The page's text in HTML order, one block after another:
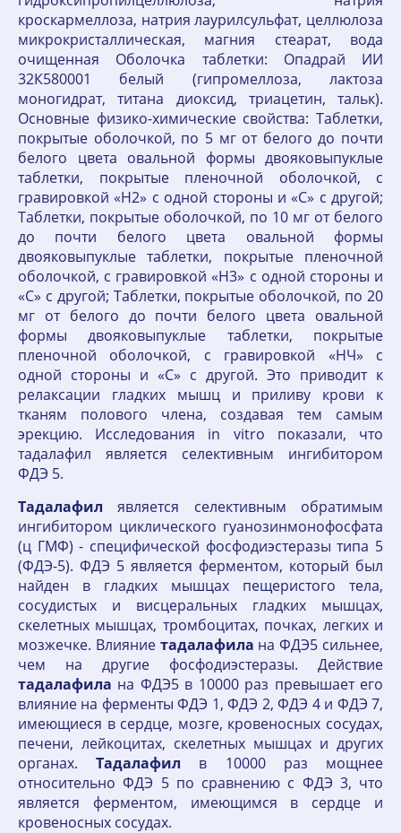
кроскармеллоза, натрия лаурилсульфат, целлюлоза
микрокристаллическая, магния стеарат, вода
очищенная Оболочка таблетки: Опадрай ИИ
32К580001 белый (гипромеллоза, лактоза
моногидрат, титана диоксид, триацетин, тальк).
Основные физико-химические свойства: Таблетки,
покрытые оболочкой, по 5 мг от белого до почти
белого цвета овальной формы двояковыпуклые
таблетки, покрытые пленочной оболочкой, с
гравировкой «H2» с одной стороны и «С» с другой;
Таблетки, покрытые оболочкой, по 10 мг от белого
до почти белого цвета овальной формы
двояковыпуклые таблетки, покрытые пленочной
оболочкой, с гравировкой «H3» с одной стороны и
«С» с другой; Таблетки, покрытые оболочкой, по 20
мг от белого до почти белого цвета овальной
формы двояковыпуклые таблетки, покрытые
пленочной оболочкой, с гравировкой «HЧ» с
одной стороны и «С» с другой. Это приводит к
релаксации гладких мышц и приливу крови к
тканям полового члена, создавая тем самым
эрекцию. Исследования in vitro показали, что
тадалафил является селективным ингибитором
ФДЭ 5.
Тадалафил является селективным обратимым
ингибитором циклического гуанозинмонофосфата
(ц ГМФ) - специфической фосфодиэстеразы типа 5
(ФДЭ-5). ФДЭ 5 является ферментом, который был
найден в гладких мышцах пещеристого тела,
сосудистых и висцеральных гладких мышцах,
скелетных мышцах, тромбоцитах, почках, легких и
мозжечке. Влияние тадалафила на ФДЭ5 сильнее,
чем на другие фосфодиэстеразы. Действие
тадалафила на ФДЭ5 в 10000 раз превышает его
влияние на ферменты ФДЭ 1, ФДЭ 2, ФДЭ 4 и ФДЭ 7,
имеющиеся в сердце, мозге, кровеносных сосудах,
печени, лейкоцитах, скелетных мышцах и других
органах.Тадалафил в 10000 раз мощнее
относительно ФДЭ 5 по сравнению с ФДЭ 3, что
является ферментом, имеющимся в сердце и
кровеносных сосудах.